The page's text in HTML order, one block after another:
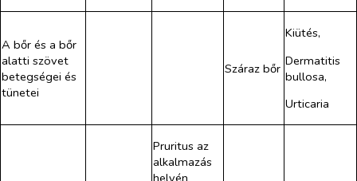
A bőr és a bőr
alatti szövet
betegségei és
tünetei
Száraz bőr
Kiütés,
Dermatitis
bullosa,
Urticaria
Pruritus az
alkalmazás
helyén